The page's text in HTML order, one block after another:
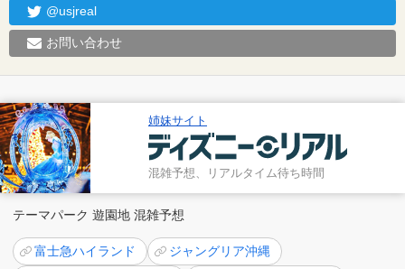
@usjreal
お問い合わせ
姉妹サイト
混雑予想、リアルタイム待ち時間
テーマパーク 遊園地 混雑予想
富士急ハイランド
ジャングリア沖縄